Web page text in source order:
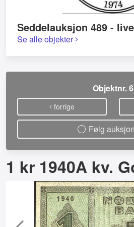
Seddelauksjon 489 -
Se alle objekter
Objektnr. 6
forrige
Følg
1 kr 1940A kv.